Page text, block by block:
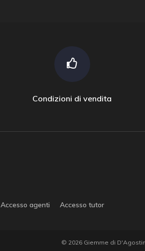
Condizioni di vendita
Accesso agenti Accesso tutor
© 2026 Giemme di